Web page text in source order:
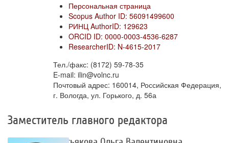
Персональная страница
Scopus Author ID: 56091499600
РИНЦ AuthorID: 129623
ORCID ID: 0000-0003-4536-6287
ResearcherID: N-4615-2017
Тел./факс: (8172) 59-78-35
E-mail: ilin@volnc.ru
Почтовый адрес: 160014, Российская Федерация,
г. Вологда, ул. Горького, д. 56а
Заместитель главного редактора